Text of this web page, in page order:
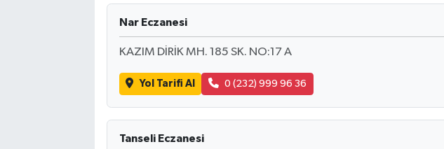
Nar Eczanesi
KAZIM DİRİK MH. 185 SK. NO:17 A
Yol Tarifi Al 0 (232) 999 96 36
Tanseli Eczanesi